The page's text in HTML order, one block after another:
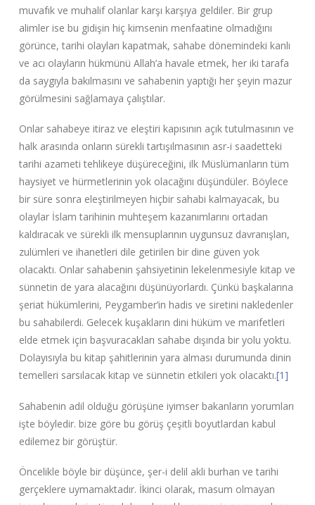
muvafık ve muhalif olanlar karşı karşıya geldiler. Bir grup
alimler ise bu gidişin hiç kimsenin menfaatine olmadığını
görünce, tarihi olayları kapatmak, sahabe dönemindeki kanlı
ve acı olayların hükmünü Allah’a havale etmek, her iki tarafa
da saygıyla bakılmasını ve sahabenin yaptığı her şeyin mazur
görülmesini sağlamaya çalıştılar.
Onlar sahabeye itiraz ve eleştiri kapısının açık tutulmasının ve
halk arasında onların sürekli tartışılmasının asr-i saadetteki
tarihi azameti tehlikeye düşüreceğini, ilk Müslümanların tüm
haysiyet ve hürmetlerinin yok olacağını düşündüler. Böylece
bir süre sonra eleştirilmeyen hiçbir sahabi kalmayacak, bu
olaylar İslam tarihinin muhteşem kazanımlarını ortadan
kaldıracak ve sürekli ilk mensuplarının uygunsuz davranışları,
zulümleri ve ihanetleri dile getirilen bir dine güven yok
olacaktı. Onlar sahabenin şahsiyetinin lekelenmesiyle kitap ve
sünnetin de yara alacağını düşünüyorlardı. Çünkü başkalarına
şeriat hükümlerini, Peygamber’in hadis ve siretini nakledenler
bu sahabilerdi. Gelecek kuşakların dini hüküm ve marifetleri
elde etmek için başvuracakları sahabe dışında bir yolu yoktu.
Dolayısıyla bu kitap şahitlerinin yara alması durumunda dinin
temelleri sarsılacak kitap ve sünnetin etkileri yok olacaktı.[1]
Sahabenin adil olduğu görüşüne iyimser bakanların yorumları
işte böyledir. bize göre bu görüş çeşitli boyutlardan kabul
edilemez bir görüştür.
Öncelikle böyle bir düşünce, şer-i delil akli burhan ve tarihi
gerçeklere uymamaktadır. İkinci olarak, masum olmayan